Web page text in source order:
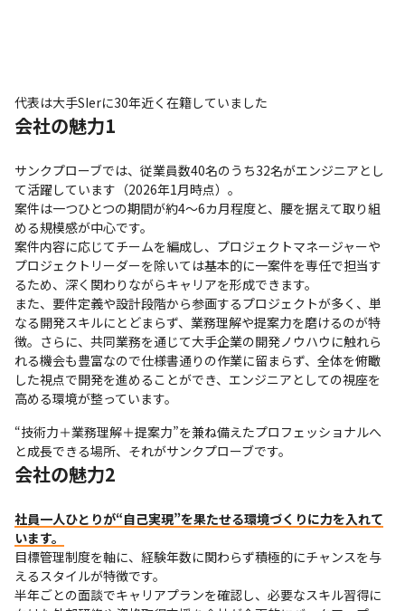
代表は大手SIerに30年近く在籍していました
会社の魅力1
サンクプローブでは、従業員数40名のうち32名がエンジニアとし
て活躍しています（2026年1月時点）。
案件は一つひとつの期間が約4～6カ月程度と、腰を据えて取り組
める規模感が中心です。
案件内容に応じてチームを編成し、プロジェクトマネージャーや
プロジェクトリーダーを除いては基本的に一案件を専任で担当す
るため、深く関わりながらキャリアを形成できます。
また、要件定義や設計段階から参画するプロジェクトが多く、単
なる開発スキルにとどまらず、業務理解や提案力を磨けるのが特
徴。さらに、共同業務を通じて大手企業の開発ノウハウに触れら
れる機会も豊富なので仕様書通りの作業に留まらず、全体を俯瞰
した視点で開発を進めることができ、エンジニアとしての視座を
高める環境が整っています。
“技術力＋業務理解＋提案力”を兼ね備えたプロフェッショナルへ
と成長できる場所、それがサンクプローブです。
会社の魅力2
社員一人ひとりが“自己実現”を果たせる環境づくりに力を入れて
います。
目標管理制度を軸に、経験年数に関わらず積極的にチャンスを与
えるスタイルが特徴です。
半年ごとの面談でキャリアプランを確認し、必要なスキル習得に